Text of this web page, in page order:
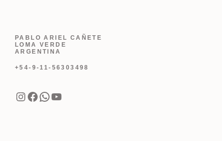
PABLO ARIEL CAÑETE
LOMA VERDE
ARGENTINA
+54-9-11-56303498
Instagram
Facebook
WhatsApp
YouTube